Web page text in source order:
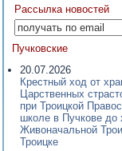
Рассылка новостей
Пучковские
20.07.2026
Крестный ход от
Царственных
при Троицкой
школе в Пучкове до
Живоначальной
Троицке